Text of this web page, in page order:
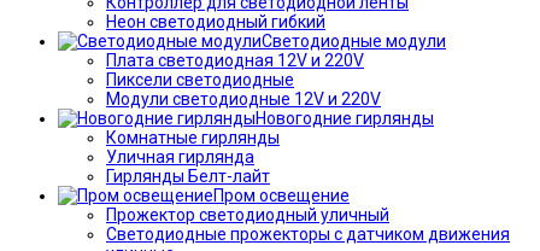
Неон светодиодный гибкий
Светодиодные модули
Плата светодиодная 12V и 220V
Пиксели светодиодные
Модули светодиодные 12V и 220V
Новогодние гирлянды
Комнатные гирлянды
Уличная гирлянда
Гирлянды Белт-лайт
Пром освещение
Прожектор светодиодный уличный
Светодиодные прожекторы с датчиком движения